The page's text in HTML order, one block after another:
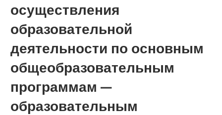
осуществления
образовательной
деятельности по основным
общеобразовательным
программам —
образовательным